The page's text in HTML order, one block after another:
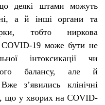
деякі штами можуть
а й інші органи та
, тобто ниркова
COVID-19 може бути не
інтоксикації чи
балансу, але й
з’явились клінічні
що у хворих на COVID-